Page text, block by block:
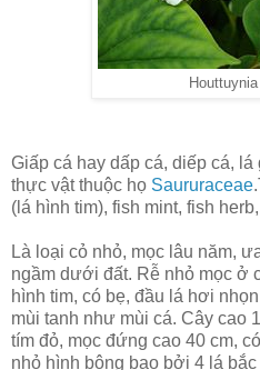
Giấp cá hay dấp cá, diếp cá,
thực vật thuộc họ Saururaceae
(lá hình tim), fish mint, fish
Là loại cỏ nhỏ, mọc lâu năm,
ngầm dưới đất. Rễ nhỏ mọc ở
hình tim, có bẹ, đầu lá hơi
mùi tanh như mùi cá. Cây cao
tím đỏ, mọc đứng cao 40 cm,
nhỏ hình bông bao bởi 4 lá